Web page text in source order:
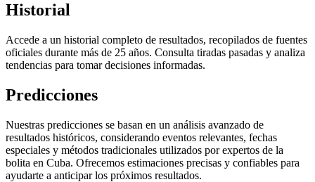
Historial
Accede a un historial completo de resultados, recopilados de fuentes
oficiales durante más de 25 años. Consulta tiradas pasadas y analiza
tendencias para tomar decisiones informadas.
Predicciones
Nuestras predicciones se basan en un análisis avanzado de
resultados históricos, considerando eventos relevantes, fechas
especiales y métodos tradicionales utilizados por expertos de la
bolita en Cuba. Ofrecemos estimaciones precisas y confiables para
ayudarte a anticipar los próximos resultados.